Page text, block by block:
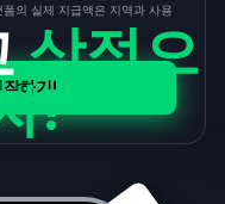
의 실제 지급액은 지역과 사용
하기!
상점으
!